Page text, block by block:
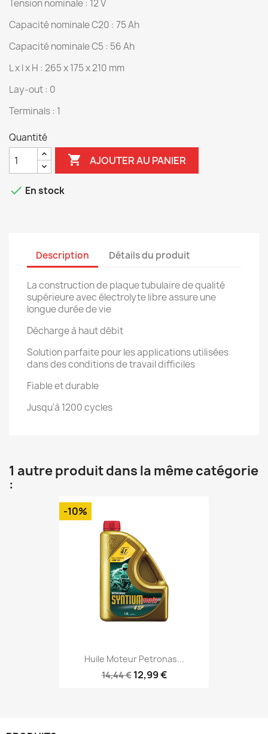
Tension nominale : 12 V
Capacité nominale C20 : 75 Ah
Capacité nominale C5 : 56 Ah
L x l x H : 265 x 175 x 210 mm
Lay-out : 0
Terminals : 1
Quantité
 AJOUTER AU PANIER
 En stock
Description Détails du produit
La construction de plaque tubulaire de qualité
supérieure avec électrolyte libre assure une
longue durée de vie
Décharge à haut débit
Solution parfaite pour les applications utilisées
dans des conditions de travail difficiles
Fiable et durable
Jusqu'à 1200 cycles
1 autre produit dans la même catégorie
:
Huile Moteur Petronas...
14,44 € 12,99 €
-10%